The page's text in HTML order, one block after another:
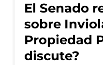
El Senado
sobre
Propiedad
discute?